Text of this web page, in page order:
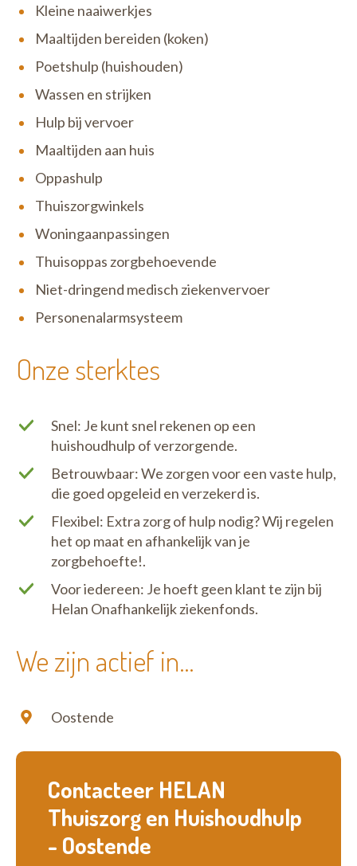
Kleine naaiwerkjes
Maaltijden bereiden (koken)
Poetshulp (huishouden)
Wassen en strijken
Hulp bij vervoer
Maaltijden aan huis
Oppashulp
Thuiszorgwinkels
Woningaanpassingen
Thuisoppas zorgbehoevende
Niet-dringend medisch ziekenvervoer
Personenalarmsysteem
Onze sterktes
Snel: Je kunt snel rekenen op een
huishoudhulp of verzorgende.
Betrouwbaar: We zorgen voor een vaste hulp,
die goed opgeleid en verzekerd is.
Flexibel: Extra zorg of hulp nodig? Wij regelen
het op maat en afhankelijk van je
zorgbehoefte!.
Voor iedereen: Je hoeft geen klant te zijn bij
Helan Onafhankelijk ziekenfonds.
We zijn actief in...
Oostende
Contacteer HELAN
Thuiszorg en Huishoudhulp
- Oostende